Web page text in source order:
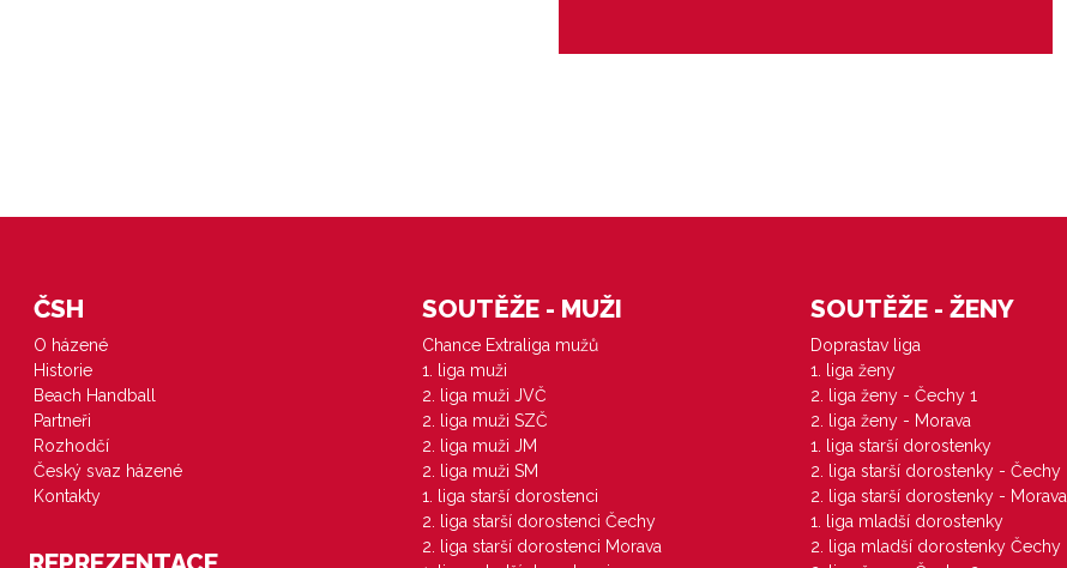
ČSH
O házené
Historie
Beach Handball
Partneři
Rozhodčí
Český svaz házené
Kontakty
SOUTĚŽE - MUŽI
Chance Extraliga mužů
1. liga muži
2. liga muži JVČ
2. liga muži SZČ
2. liga muži JM
2. liga muži SM
1. liga starší dorostenci
2. liga starší dorostenci Čechy
2. liga starší dorostenci Morava
SOUTĚŽE - ŽENY
Doprastav liga
1. liga ženy
2. liga ženy - Čechy 1
2. liga ženy - Morava
1. liga starší dorostenky
2. liga starší dorostenky - Čechy
2. liga starší dorostenky - Morava
1. liga mladší dorostenky
2. liga mladší dorostenky Čechy